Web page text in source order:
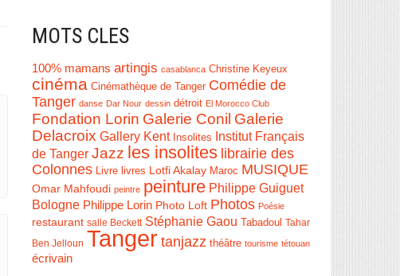
MOTS CLES
100% mamans artingis casablanca Christine Keyeux
cinéma Cinémathèque de Tanger Comédie de
Tanger danse Dar Nour dessin détroit El Morocco Club
Fondation Lorin Galerie Conil Galerie
Delacroix Gallery Kent Insolites
Institut Français
de Tanger Jazz les insolites librairie des
Colonnes Livre livres Lotfi Akalay Maroc MUSIQUE
Omar Mahfoudi peintre peinture Philippe Guiguet
Bologne Philippe Lorin Photo Loft Photos Poésie
restaurant salle Beckett Stéphanie Gaou Tabadoul Tahar
Ben Jelloun Tanger tanjazz théâtre tourisme tétouan
écrivain